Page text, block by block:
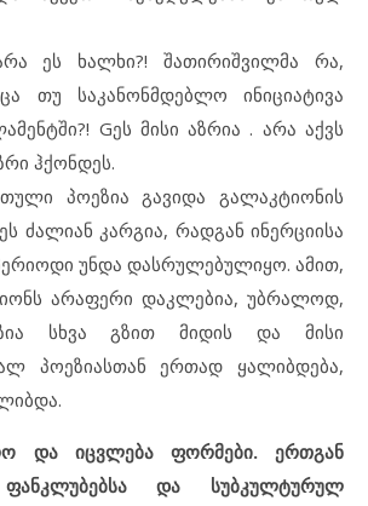
ეს ხალხი?! შათირიშვილმა რა,
თუ საკანონმდებლო ინიციატივა
Gეს მისი აზრია . არა აქვს
ჰქონდეს.
პოეზია გავიდა გალაკტიონის
ძალიან კარგია, რადგან ინერციისა
უნდა დასრულებულიყო. ამით,
არაფერი დაკლებია, უბრალოდ,
სხვა გზით მიდის და მისი
პოეზიასთან ერთად ყალიბდება,
და იცვლება ფორმები. ერთგან
და სუბკულტურულ